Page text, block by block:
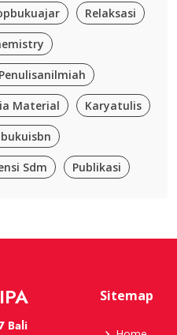
Relaksasi
Penulisanilmiah
Material Karyatulis
Sdm Publikasi
Bali
Sitemap